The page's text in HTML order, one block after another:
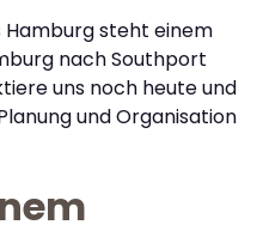
Hamburg steht einem
nach Southport
uns noch heute und
und Organisation